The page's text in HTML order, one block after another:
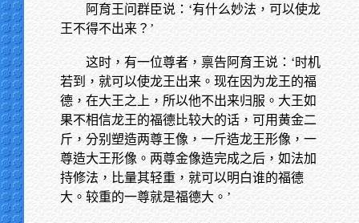
阿育王问群臣说：‘有什么妙法，可以使龙
王不得不出来？’
这时，有一位尊者，禀告阿育王说：‘时机
若到，就可以使龙王出来。现在因为龙王的福
德，在大王之上，所以他不出来归服。大王如
果不相信龙王的福德比较大的话，可用黄金二
斤，分别塑造两尊王像，一斤造龙王形像，一
尊造大王形像。两尊金像造完成之后，如法加
持修法，比量其轻重，就可以明白谁的福德
大。较重的一尊就是福德大。’